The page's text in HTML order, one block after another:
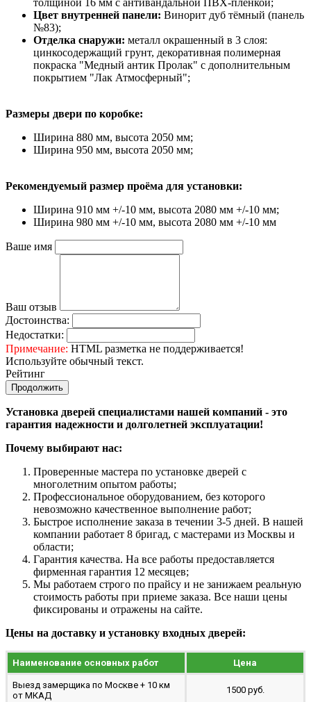
толщиной 16 мм с антивандальной ПВХ-пленкой;
Цвет внутренней панели: Винорит дуб тёмный (панель
№83);
Отделка снаружи: металл окрашенный в 3 слоя:
цинкосодержащий грунт, декоративная полимерная
покраска "Медный антик Пролак" с дополнительным
покрытием "Лак Атмосферный";
Размеры двери по коробке:
Ширина 880 мм, высота 2050 мм;
Ширина 950 мм, высота 2050 мм;
Рекомендуемый размер проёма для установки:
Ширина 910 мм +/-10 мм, высота 2080 мм +/-10 мм;
Ширина 980 мм +/-10 мм, высота 2080 мм +/-10 мм
Ваше имя
Ваш отзыв
Достоинства:
Недостатки:
Примечание: HTML разметка не поддерживается!
Используйте обычный текст.
Рейтинг
Продолжить
Установка дверей специалистами нашей компаний - это
гарантия надежности и долголетней эксплуатации!
Почему выбирают нас:
Проверенные мастера по установке дверей с
многолетним опытом работы;
Профессиональное оборудованием, без которого
невозможно качественное выполнение работ;
Быстрое исполнение заказа в течении 3-5 дней. В нашей
компании работает 8 бригад, с мастерами из Москвы и
области;
Гарантия качества. На все работы предоставляется
фирменная гарантия 12 месяцев;
Мы работаем строго по прайсу и не занижаем реальную
стоимость работы при приеме заказа. Все наши цены
фиксированы и отражены на сайте.
Цены на доставку и установку входных дверей:
Наименование основных работ Цена
Выезд замерщика по Москве + 10 км
от МКАД
1500 руб.